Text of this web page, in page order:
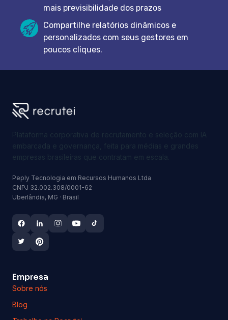
Plataforma corporativa de recrutamento e seleção com IA
embarcada e governança, feita para médias e grandes
empresas brasileiras que contratam em escala.
Empresa
Blog
Trabalhe na Recrutei
Materiais
Recrutei Empregos
Suporte para candidatos
Soluções
Sistema ATS
Rê, a IA da Recrutei